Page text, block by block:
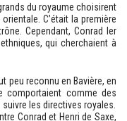
du royaume choisirent
C’était la première
Cependant, Conrad Ier
qui cherchaient à
peu reconnu en Bavière, en
comportaient comme des
les directives royales.
Conrad et Henri de Saxe,